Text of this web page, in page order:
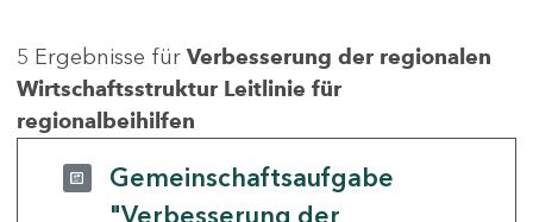
5 Ergebnisse für Verbesserung der regionalen
Wirtschaftsstruktur Leitlinie für
regionalbeihilfen
Gemeinschaftsaufgabe